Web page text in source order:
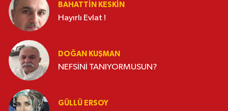
BAHATTIN KESKİN
Hayırlı Evlat !
DOĞAN KUŞMAN
NEFSİNİ TANIYORMUSUN?
GÜLLÜ ERSOY